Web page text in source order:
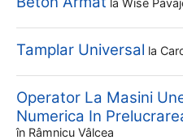
la Wise
Tamplar Universal la
Operator La Masini
Numerica In
în Râmnicu Vâlcea